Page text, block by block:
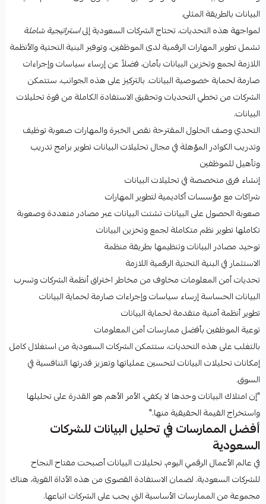
البيانات بالطريقة المثلى.
لمواجهة هذه التحديات، تحتاج الشركات السعودية إلىاستراتيجية شاملة
تشمل تطوير المهارات الرقمية لدى الموظفين، وتوفير البنية التحتية والأنظمة
اللازمة لجمع وتخزين البيانات بأمان، فضلاً عن إرساء سياسات وإجراءات
صارمة لحماية خصوصية البيانات. بالتركيز على هذه الجوانب، ستتمكن
الشركات من تخطي التحديات وتحقيق الاستفادة الكاملة من قوة تحليلات
البيانات.
التحدي وصف الحلول المقترحة نقص الخبرة والمهارات صعوبة توظيف
وتدريب الكوادر المؤهلة في مجال تحليلات البيانات تطوير برامج تدريب
وتأهيل للموظفين
إنشاء فرق متخصصة في تحليلات البيانات
شراكات مع مؤسسات أكاديمية لتطوير المهارات
صعوبة الحصول على البيانات تشتت البيانات عبر مصادر متعددة وصعوبة
تكاملها تطوير نظم متكاملة لجمع وتخزين البيانات
توحيد مصادر البيانات وتنظيمها بطريقة منظمة
الاستثمار في البنية التحتية الرقمية اللازمة
تحديات أمن المعلومات مخاوف من مخاطر اختراق أنظمة الشركات وتسرب
البيانات الحساسة إرساء سياسات وإجراءات صارمة لحماية البيانات
تطوير أنظمة أمنية متقدمة لحماية البيانات
توعية الموظفين بأفضل ممارسات أمن المعلومات
بالتغلب على هذه التحديات، ستتمكن الشركات السعودية من استغلال كامل
إمكانات تحليلات البيانات لتحسين عملياتها وتعزيز قدرتها التنافسية في
السوق.
"إن امتلاك البيانات وحدها لا يكفي، الأمر الأهم هو القدرة على تحليلها
واستخراج القيمة الحقيقية منها."
أفضل الممارسات في تحليل البيانات للشركات
السعودية
في عالم الأعمال الرقمي اليوم، تحليلات البيانات أصبحت مفتاح النجاح
للشركات السعودية. لضمان الاستفادة القصوى من هذه الأداة القوية، هناك
مجموعة من الممارسات الأساسية التي يجب على الشركات اتباعها.